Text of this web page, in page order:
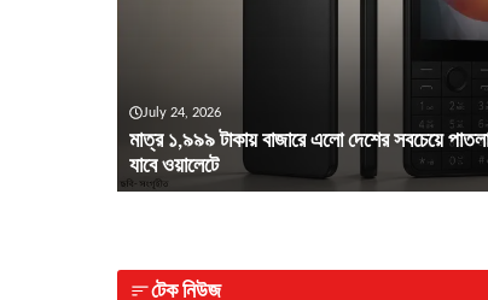
July 24, 2026
মাত্র ১,৯৯৯ টাকায় বাজারে এলো দেশের সবচেয়ে
যাবে ওয়ালেটে
টেক নিউজ